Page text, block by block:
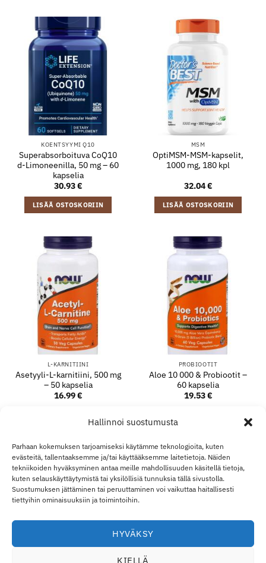
Hallinnoi suostumusta
Parhaan kokemuksen tarjoamiseksi käytämme teknologioita, kuten
evästeitä, tallentaaksemme ja/tai käyttääksemme laitetietoja. Näiden
tekniikoiden hyväksyminen antaa meille mahdollisuuden käsitellä tietoja,
kuten selauskäyttäytymistä tai yksilöllisiä tunnuksia tällä sivustolla.
Suostumuksen jättäminen tai peruuttaminen voi vaikuttaa haitallisesti
tiettyihin ominaisuuksiin ja toimintoihin.
HYVÄKSY
KIELLÄ
KOENTSYYMI Q10
Superabsorboituva CoQ10
d-Limoneenilla, 50 mg – 60
kapselia
30.93€
LISÄÄ OSTOSKORIIN
MSM
OptiMSM-MSM-kapselit,
1000 mg, 180 kpl
32.04€
LISÄÄ OSTOSKORIIN
L-KARNITIINI
Asetyyli-L-karnitiini, 500 mg
– 50 kapselia
16.99€
PROBIOOTIT
Aloe 10 000 & Probiootit –
60 kapselia
19.53€
Visa MasterCardKlarna
Apple
Pay
TOIMITUS JA PALAUTUKSET OTA YHTEYTTÄ
TILINI
YLI ECO SUPPLEMENT
B2B
Eco Supplements EOOD
Antim I Street, No. 14, fl. 2, law office, 1303 Sofia, Bulgaria
Rekisterinumero (EIK/UIC/TIN/Y-tunnus): 207958071 · ALV-